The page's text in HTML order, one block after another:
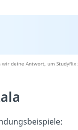
deine Antwort, um